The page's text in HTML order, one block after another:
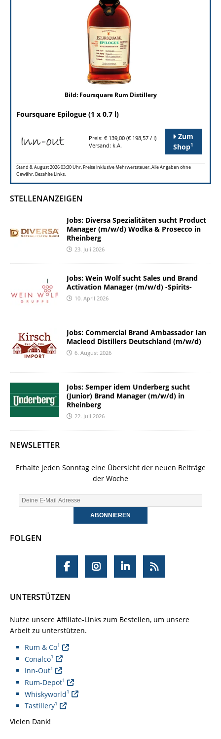
Bild: Foursquare Rum Distillery
Foursquare Epilogue (1 x 0,7 l)
Preis: € 139,00 (€ 198,57 / l)
Versand: k.A.
Zum
Shop1
Stand 8. August 2026 03:30 Uhr. Preise inklusive Mehrwertsteuer. Alle Angaben ohne
Gewähr. Bezahlte Links.
STELLENANZEIGEN
Jobs: Diversa Spezialitäten sucht Product
Manager (m/w/d) Wodka & Prosecco in
Rheinberg
23. Juli 2026
Jobs: Wein Wolf sucht Sales und Brand
Activation Manager (m/w/d) -Spirits-
10. April 2026
Jobs: Commercial Brand Ambassador Ian
Macleod Distillers Deutschland (m/w/d)
6. August 2026
Jobs: Semper idem Underberg sucht
(Junior) Brand Manager (m/w/d) in
Rheinberg
22. Juli 2026
NEWSLETTER
Erhalte jeden Sonntag eine Übersicht der neuen Beiträge
der Woche
FOLGEN
UNTERSTÜTZEN
Nutze unsere Affiliate-Links zum Bestellen, um unsere
Arbeit zu unterstützen.
Rum & Co1
Conalco1
Inn-Out1
Rum-Depot1
Whiskyworld1
Tastillery1
Vielen Dank!